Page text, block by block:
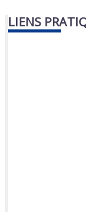
LIENS